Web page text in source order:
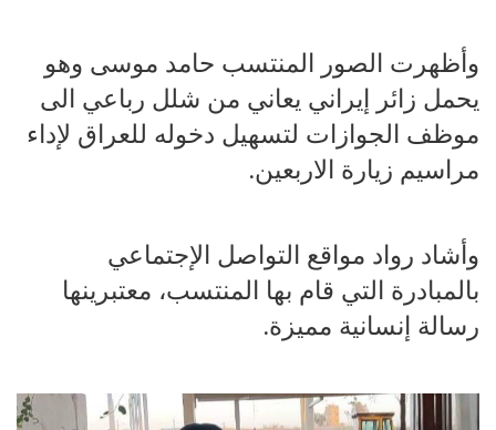
وأظهرت الصور المنتسب حامد موسى وهو
يحمل زائر إيراني يعاني من شلل رباعي الى
موظف الجوازات لتسهيل دخوله للعراق لإداء
مراسيم زيارة الاربعين.
وأشاد رواد مواقع التواصل الإجتماعي
بالمبادرة التي قام بها المنتسب، معتبرينها
رسالة إنسانية مميزة.